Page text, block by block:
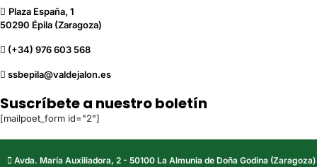
Plaza España, 1
50290 Épila (Zaragoza)
(+34) 976 603 568
ssbepila@valdejalon.es
Suscríbete a nuestro boletín
[mailpoet_form id="2"]
Avda. María Auxiliadora, 2 - 50100 La Almunia de Doña Godina (Zaragoza)